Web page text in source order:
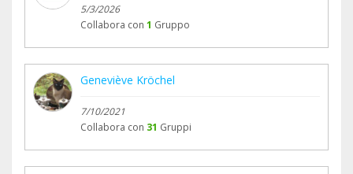
5/3/2026
Collabora con 1 Gruppo
Geneviève Kröchel
7/10/2021
Collabora con 31 Gruppi